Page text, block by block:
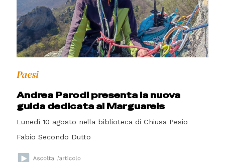
Paesi
Andrea Parodi presenta la nuova
guida dedicata al Marguareis
Lunedì 10 agosto nella biblioteca di Chiusa Pesio
Fabio Secondo Dutto